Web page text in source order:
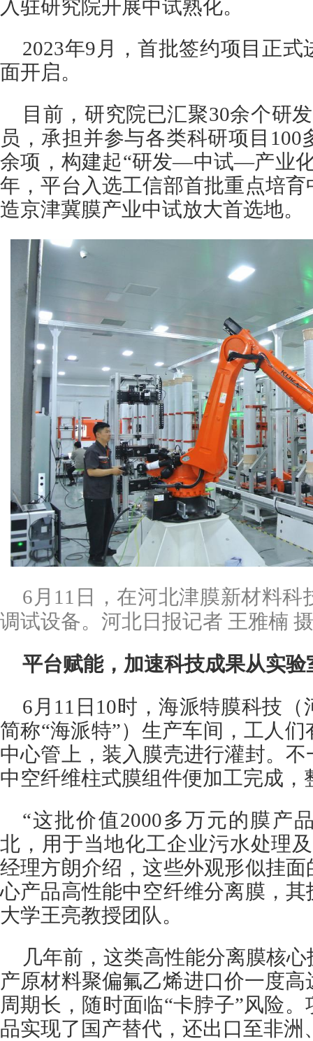
入驻研究院开展中试熟化。
2023年9月，首批签约项目正
面开启。
目前，研究院已汇聚30余个研
员，承担并参与各类科研项目100
余项，构建起“研发—中试—产业
年，平台入选工信部首批重点培
造京津冀膜产业中试放大首选地。
6月11日，在河北津膜新材料
调试设备。河北日报记者 王雅楠 摄
平台赋能，加速科技成果从实验
6月11日10时，海派特膜科技
简称“海派特”）生产车间，工人
中心管上，装入膜壳进行灌封。
中空纤维柱式膜组件便加工完成，
“这批价值2000多万元的膜产
北，用于当地化工企业污水处理
经理方朗介绍，这些外观形似挂
心产品高性能中空纤维分离膜，
大学王亮教授团队。
几年前，这类高性能分离膜核
产原材料聚偏氟乙烯进口价一度
周期长，随时面临“卡脖子”风险
品实现了国产替代，还出口至非洲